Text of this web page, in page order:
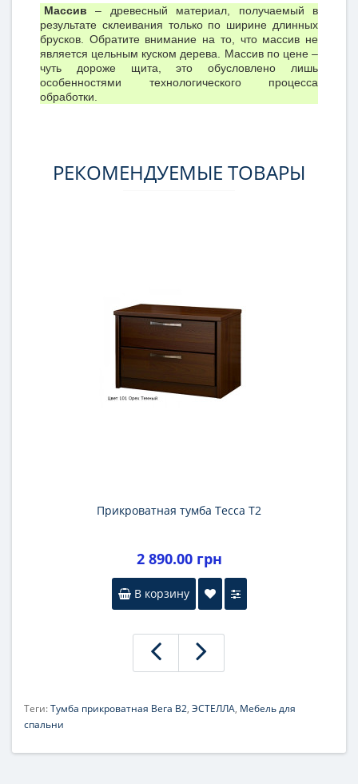
Массив – древесный материал, получаемый в
результате склеивания только по ширине длинных
брусков. Обратите внимание на то, что массив не
является цельным куском дерева. Массив по цене –
чуть дороже щита, это обусловлено лишь
особенностями технологического процесса
обработки.
РЕКОМЕНДУЕМЫЕ ТОВАРЫ
Прикроватная тумба Тесса Т2
2 890.00 грн
В корзину
Теги:Тумба прикроватная Вега В2, ЭСТЕЛЛА, Мебель для
спальни